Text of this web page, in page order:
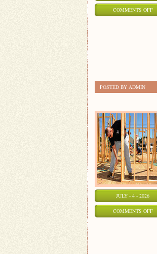
COMMENTS OFFON
POSTED BY ADMIN
JULY - 4 - 2026
COMMENTS OFFON